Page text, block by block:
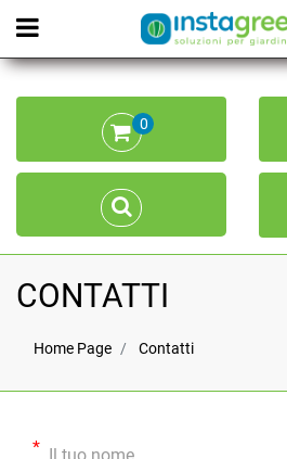
Open menu
0
CONTATTI
Home Page Contatti
*